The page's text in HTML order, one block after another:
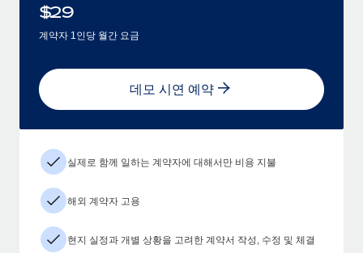
$29
계약자 1인당 월간 요금
데모 시연 예약
실제로 함께 일하는 계약자에 대해서만 비용 지불
해외 계약자 고용
현지 실정과 개별 상황을 고려한 계약서 작성, 수정 및 체결